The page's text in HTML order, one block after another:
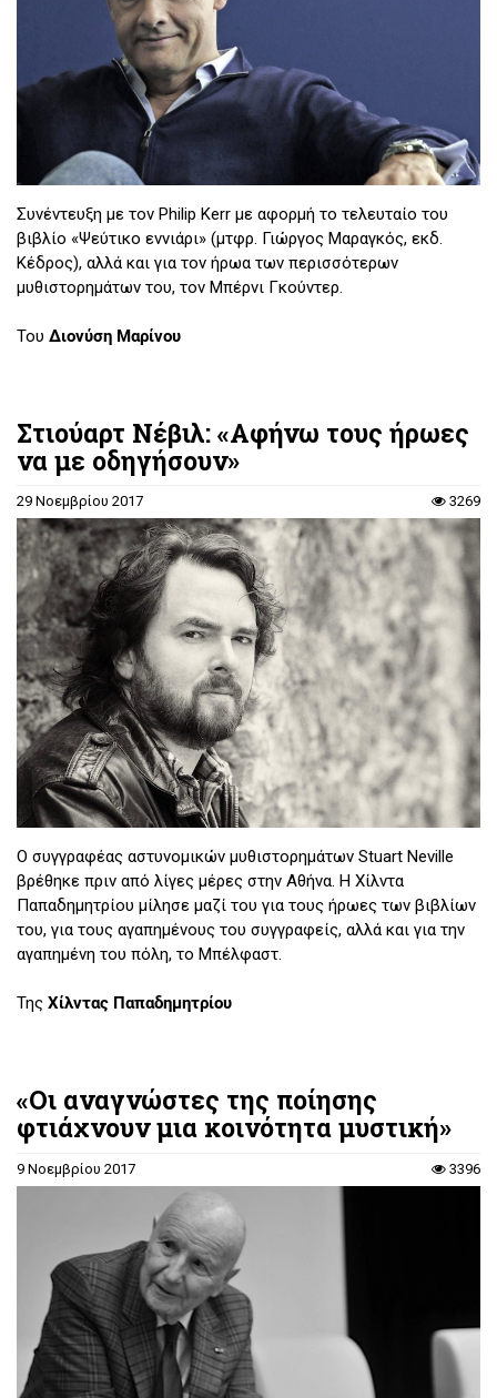
Συνέντευξη με τον Philip Kerr με αφορμή το τελευταίο του
βιβλίο «Ψεύτικο εννιάρι» (μτφρ. Γιώργος Μαραγκός, εκδ.
Κέδρος), αλλά και για τον ήρωα των περισσότερων
μυθιστορημάτων του, τον Μπέρνι Γκούντερ.
Του Διονύση Μαρίνου
Στιούαρτ Νέβιλ: «Αφήνω τους ήρωες
να με οδηγήσουν»
29 Νοεμβρίου 2017 3269
Ο συγγραφέας αστυνομικών μυθιστορημάτων Stuart Neville
βρέθηκε πριν από λίγες μέρες στην Αθήνα. Η Χίλντα
Παπαδημητρίου μίλησε μαζί του για τους ήρωες των βιβλίων
του, για τους αγαπημένους του συγγραφείς, αλλά και για την
αγαπημένη του πόλη, το Μπέλφαστ.
Της Χίλντας Παπαδημητρίου
«Οι αναγνώστες της ποίησης
φτιάχνουν μια κοινότητα μυστική»
9 Νοεμβρίου 2017 3396